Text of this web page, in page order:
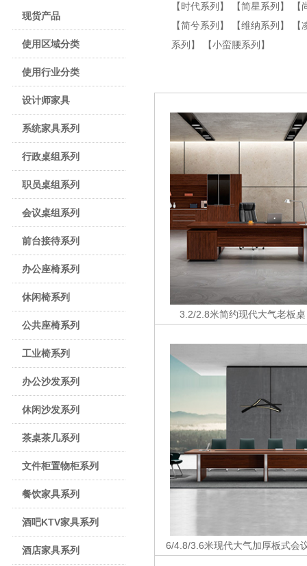
现货产品
使用区域分类
使用行业分类
设计师家具
系统家具系列
行政桌组系列
职员桌组系列
会议桌组系列
前台接待系列
办公座椅系列
休闲椅系列
公共座椅系列
工业椅系列
办公沙发系列
休闲沙发系列
茶桌茶几系列
文件柜置物柜系列
餐饮家具系列
酒吧KTV家具系列
酒店家具系列
【时代系列】 【简星系列】
【简兮系列】
【维纳系列】
系列】
【小蛮腰系列】
3.2/2.8米简约现代大气老板桌
6/4.8/3.6米现代大气加厚板式会